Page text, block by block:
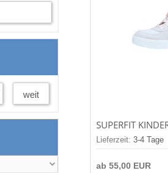
weit
Lieferzeit: 3-4 Tage
ab 55,00 EUR